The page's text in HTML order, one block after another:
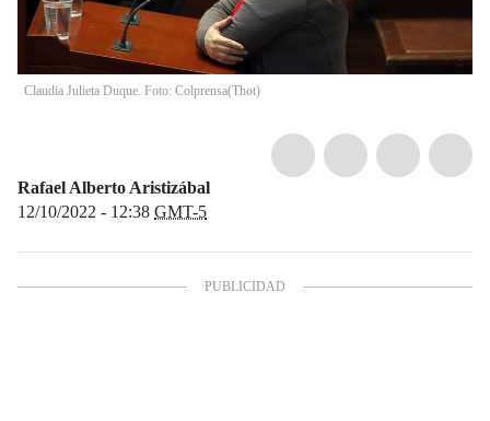
Claudia Julieta Duque. Foto: Colprensa(Thot)
Rafael Alberto Aristizábal
12/10/2022 - 12:38 GMT-5